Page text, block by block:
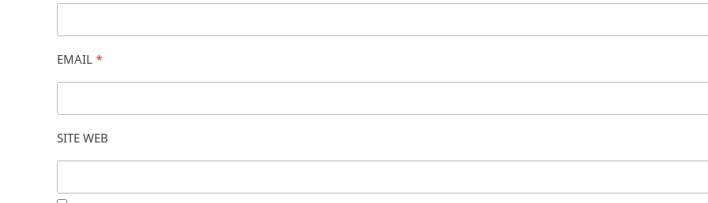
EMAIL *
SITE WEB